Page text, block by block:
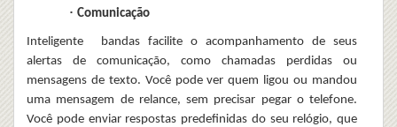
· Comunicação
Inteligente bandas facilite o acompanhamento de seus
alertas de comunicação, como chamadas perdidas ou
mensagens de texto. Você pode ver quem ligou ou mandou
uma mensagem de relance, sem precisar pegar o telefone.
Você pode enviar respostas predefinidas do seu relógio, que